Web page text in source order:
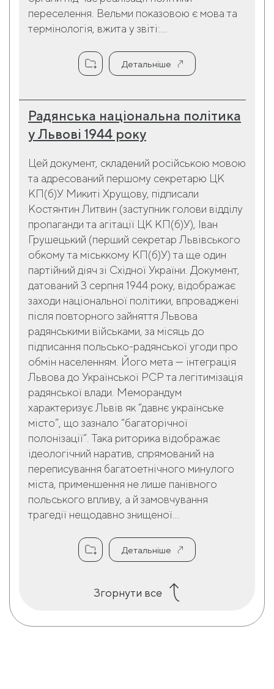
переселення. Вельми показовою є мова та
термінологія, вжита у звіті:...
Детальніше
Радянська національна політика
у Львові 1944 року
Цей документ, складений російською мовою
та адресований першому секретарю ЦК
КП(б)У Микиті Хрущову, підписали
Костянтин Литвин (заступник голови відділу
пропаганди та агітації ЦК КП(б)У), Іван
Грушецький (перший секретар Львівського
обкому та міськкому КП(б)У) та ще один
партійний діяч зі Східної України. Документ,
датований 3 серпня 1944 року, відображає
заходи національної політики, впроваджені
після повторного зайняття Львова
радянськими військами, за місяць до
підписання польсько-радянської угоди про
обмін населенням. Його мета — інтеграція
Львова до Української РСР та легітимізація
радянської влади. Меморандум
характеризує Львів як “давнє українське
місто”, що зазнало “багаторічної
полонізації”. Така риторика відображає
ідеологічний наратив, спрямований на
переписування багатоетнічного минулого
міста, применшення не лише панівного
польського впливу, а й замовчування
трагедії нещодавно знищеної...
Детальніше
Згорнути все